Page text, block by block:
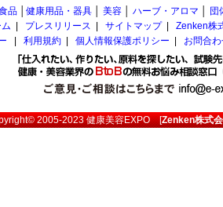
品 健康用品・器具 美容 ハーブ・アロマ 団
プレスリリース サイトマップ| Zenken株
利用規約 個人情報保護ポリシー お問合
2005-2023健康美容EXPO[Zenken株式